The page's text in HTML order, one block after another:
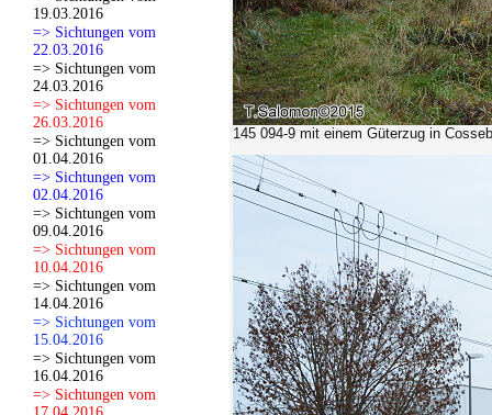
19.03.2016
=> Sichtungen vom
22.03.2016
=> Sichtungen vom
24.03.2016
=> Sichtungen vom
26.03.2016
=> Sichtungen vom
01.04.2016
=> Sichtungen vom
02.04.2016
=> Sichtungen vom
09.04.2016
=> Sichtungen vom
10.04.2016
=> Sichtungen vom
14.04.2016
=> Sichtungen vom
15.04.2016
=> Sichtungen vom
16.04.2016
=> Sichtungen vom
145 094-9 mit einem Güterzug in